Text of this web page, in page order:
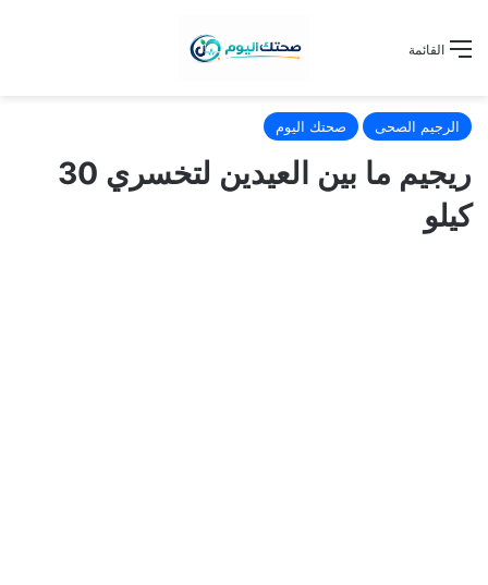
القائمة
الرجيم الصحى صحتك اليوم
ريجيم ما بين العيدين لتخسري 30
كيلو